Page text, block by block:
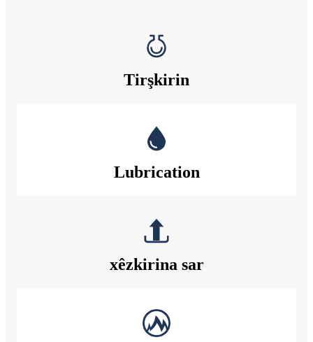
Tirşkirin
Lubrication
xêzkirina sar